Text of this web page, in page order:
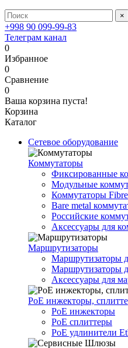
×
+998 90 099-99-83
Телеграм канал
0
Избранное
0
Сравнение
0
Ваша корзина пуста!
Корзина
Каталог
Сетевое оборудование
Коммутаторы
Фиксированные
Модульные
Коммутаторы
Bare metal
Российские
Аксессуары для
Маршрутизаторы
Маршрутизаторы
Маршрутизаторы
Аксессуары для
PoE инжекторы,
PoE инжекторы
PoE сплиттеры
PoE удлинители